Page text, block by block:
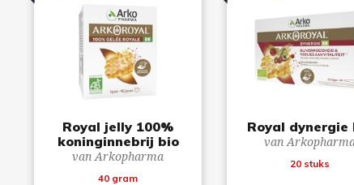
Royal jelly 100%
koninginnebrij bio
van Arkopharma
40 gram
Royal dynergie
van
20 stuks